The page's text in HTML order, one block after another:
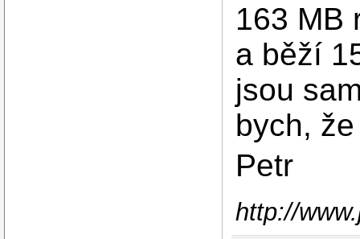
163 MB
a běží
jsou
bych,
Petr
http://